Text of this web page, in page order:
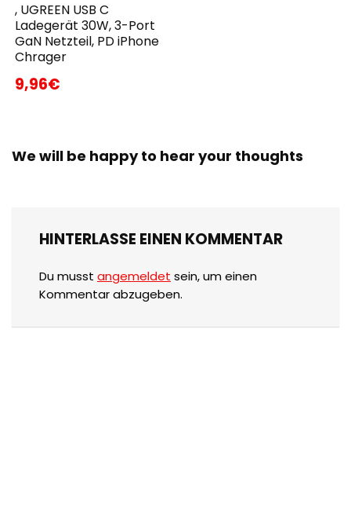
, UGREEN USB C
Ladegerät 30W, 3-Port
GaN Netzteil, PD iPhone
Chrager
9,96€
We will be happy to hear your thoughts
HINTERLASSE EINEN KOMMENTAR
Du musst angemeldet sein, um einen
Kommentar abzugeben.